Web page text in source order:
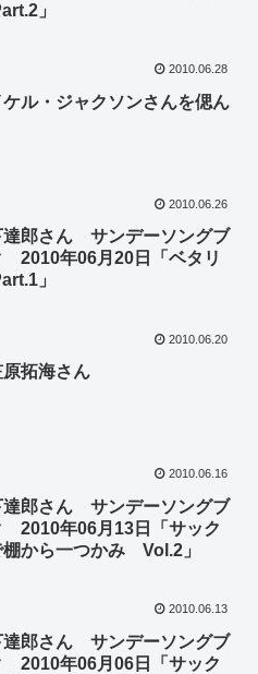
」
2010.06.28
ケル・ジャクソンさんを偲ん
2010.06.26
達郎さん サンデーソングブ
2010年06月20日「ベタリ
」
2010.06.20
拓海さん
2010.06.16
達郎さん サンデーソングブ
2010年06月13日「サック
棚から一つかみ Vol.2」
2010.06.13
達郎さん サンデーソングブ
2010年06月06日「サック